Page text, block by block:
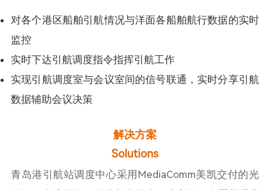
对各个港区船舶引航情况与洋面各船舶航行数据的实时
监控
实时下达引航调度指令指挥引航工作
实现引航调度室与会议室间的信号联通，实时分享引航
数据辅助会议决策
解决方案
Solutions
青岛港引航站调度中心采用MediaComm美凯交付的光